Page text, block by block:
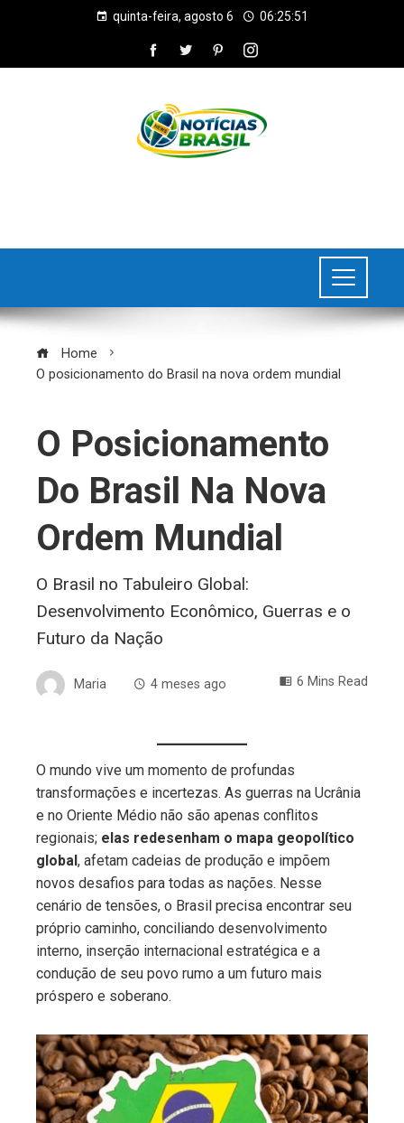
quinta-feira, agosto 6 06:25:53
Home
O posicionamento do Brasil na nova ordem mundial
O Posicionamento
Do Brasil Na Nova
Ordem Mundial
O Brasil no Tabuleiro Global:
Desenvolvimento Econômico, Guerras e o
Futuro da Nação
Maria 4 meses ago 6 Mins Read
O mundo vive um momento de profundas
transformações e incertezas. As guerras na Ucrânia
e no Oriente Médio não são apenas conflitos
regionais; elas redesenham o mapa geopolítico
global, afetam cadeias de produção e impõem
novos desafios para todas as nações. Nesse
cenário de tensões, o Brasil precisa encontrar seu
próprio caminho, conciliando desenvolvimento
interno, inserção internacional estratégica e a
condução de seu povo rumo a um futuro mais
próspero e soberano.